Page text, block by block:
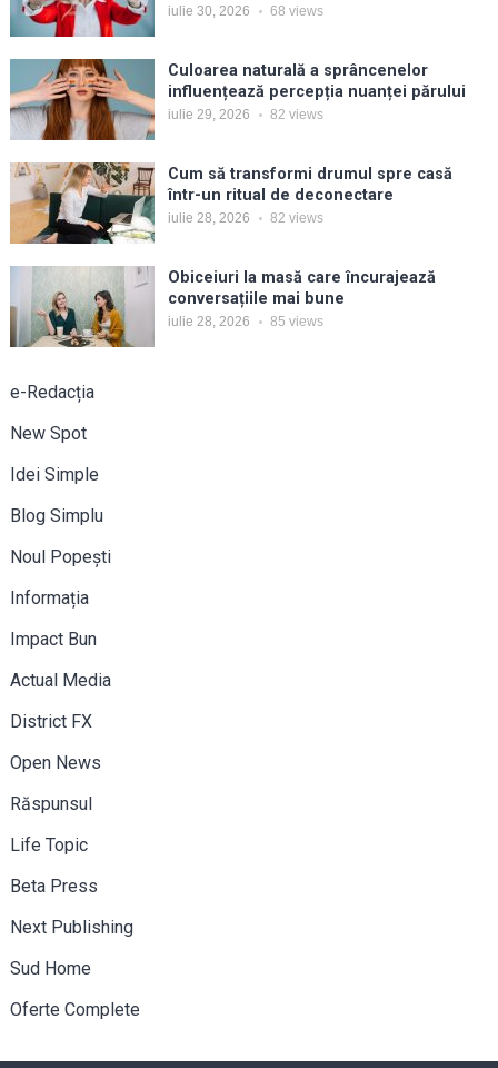
iulie 30, 2026 68 views
Culoarea naturală a sprâncenelor
influențează percepția nuanței părului
iulie 29, 2026 82 views
Cum să transformi drumul spre casă
într-un ritual de deconectare
iulie 28, 2026 82 views
Obiceiuri la masă care încurajează
conversațiile mai bune
iulie 28, 2026 85 views
e-Redacția
New Spot
Idei Simple
Blog Simplu
Noul Popești
Informația
Impact Bun
Actual Media
District FX
Open News
Răspunsul
Life Topic
Beta Press
Next Publishing
Sud Home
Oferte Complete